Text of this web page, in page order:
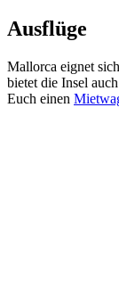
Ausflüge
Mallorca eignet
bietet die Insel
Euch einen